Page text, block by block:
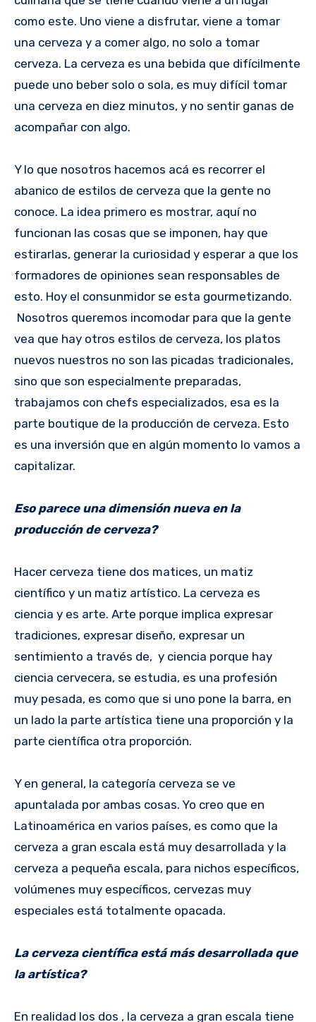
como este. Uno viene a disfrutar, viene a tomar
una cerveza y a comer algo, no solo a tomar
cerveza. La cerveza es una bebida que difícilmente
puede uno beber solo o sola, es muy difícil tomar
una cerveza en diez minutos, y no sentir ganas de
acompañar con algo.
Y lo que nosotros hacemos acá es recorrer el
abanico de estilos de cerveza que la gente no
conoce. La idea primero es mostrar, aquí no
funcionan las cosas que se imponen, hay que
estirarlas, generar la curiosidad y esperar a que los
formadores de opiniones sean responsables de
esto. Hoy el consunmidor se esta gourmetizando.
Nosotros queremos incomodar para que la gente
vea que hay otros estilos de cerveza, los platos
nuevos nuestros no son las picadas tradicionales,
sino que son especialmente preparadas,
trabajamos con chefs especializados, esa es la
parte boutique de la producción de cerveza. Esto
es una inversión que en algún momento lo vamos a
capitalizar.
Eso parece una dimensión nueva en la
producción de cerveza?
Hacer cerveza tiene dos matices, un matiz
científico y un matiz artístico. La cerveza es
ciencia y es arte. Arte porque implica expresar
tradiciones, expresar diseño, expresar un
sentimiento a través de, y ciencia porque hay
ciencia cervecera, se estudia, es una profesión
muy pesada, es como que si uno pone la barra, en
un lado la parte artística tiene una proporción y la
parte científica otra proporción.
Y en general, la categoría cerveza se ve
apuntalada por ambas cosas. Yo creo que en
Latinoamérica en varios países, es como que la
cerveza a gran escala está muy desarrollada y la
cerveza a pequeña escala, para nichos específicos,
volúmenes muy específicos, cervezas muy
especiales está totalmente opacada.
La cerveza científica está más desarrollada que
la artística?
En realidad los dos , la cerveza a gran escala tiene